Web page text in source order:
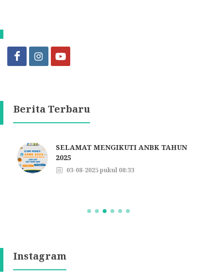
Berita Terbaru
SELAMAT MENGIKUTI ANBK TAHUN
2025
03-08-2025 pukul 08:33
Instagram